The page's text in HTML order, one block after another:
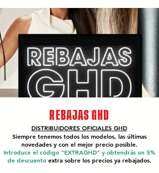
REBAJAS GHD
DISTRIBUIDORES OFICIALES GHD
Siempre tenemos todos los modelos, las últimas
novedades y con el mejor precio posible.
Introduce el código "EXTRAGHD" y obtendrás un 5%
de descuento extra sobre los precios ya rebajados.